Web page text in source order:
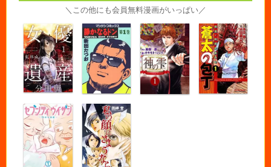
＼この他にも会員無料漫画がいっぱい／